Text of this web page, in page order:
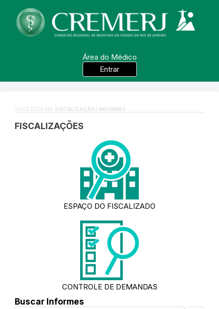
Área do Médico
Entrar
VOCÊ ESTÁ EM: FISCALIZAÇÃO / INFORMES
FISCALIZAÇÕES
ESPAÇO DO FISCALIZADO
CONTROLE DE DEMANDAS
Buscar Informes